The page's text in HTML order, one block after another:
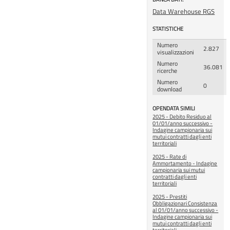
Data Warehouse RGS
STATISTICHE
Numero
visualizzazioni
2.827
Numero
ricerche
36.081
Numero
download 0
OPENDATA SIMILI
2025 - Debito Residuo al
01/01/anno successivo -
Indagine campionaria sui
mutui contratti dagli enti
territoriali
2025 - Rate di
Ammortamento - Indagine
campionaria sui mutui
contratti dagli enti
territoriali
2025 - Prestiti
Obbligazionari Consistenza
al 01/01/anno successivo -
Indagine campionaria sui
mutui contratti dagli enti